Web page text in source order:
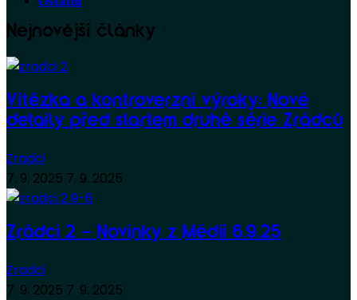
Nejnovější články
Vítězka a kontroverzní výroky: Nové
detaily před startem druhé série Zrádců
Zradci
7. 9. 2025 7. 9. 2025
Zrádci 2 – Novinky z Médií 6.9.25
Zradci
7. 9. 2025 7. 9. 2025